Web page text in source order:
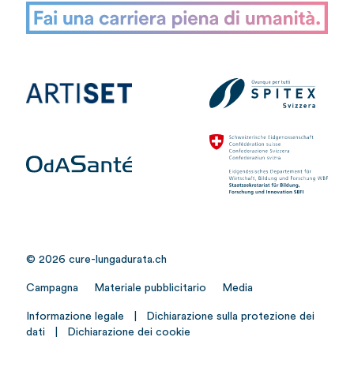
© 2026 cure-lungadurata.ch
Campagna Materiale pubblicitario Media
Informazione legale
Dichiarazione sulla protezione dei
dati
Dichiarazione dei cookie